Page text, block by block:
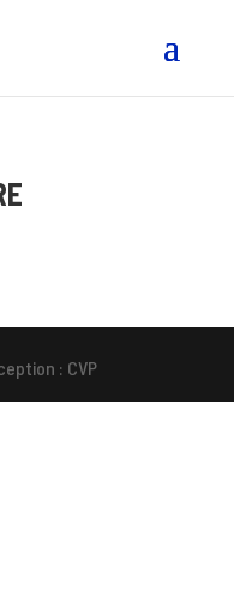
: CVP